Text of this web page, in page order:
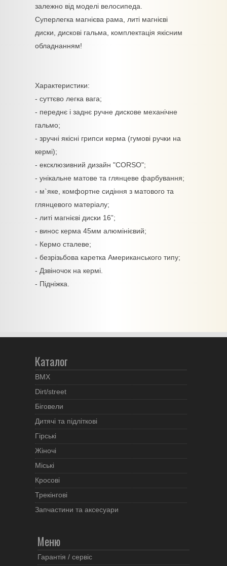
залежно від моделі велосипеда.
Суперлегка магнієва рама, литі магнієві
диски, дискові гальма, комплектація якісним
обладнанням!
Характеристики:
- суттєво легка вага;
- переднє і заднє ручне дискове механічне
гальмо;
- зручні якісні грипси керма (гумові ручки на
кермі);
- ексклюзивний дизайн "CORSO";
- унікальне матове та глянцеве фарбування;
- м`яке, комфортне сидіння з матового та
глянцевого матеріалу;
- литі магнієві диски 16”;
- винос керма 45мм алюмінієвий;
- Кермо сталеве;
- безрізьбова каретка Американського типу;
- Дзвіночок на кермі.
- Підніжка.
Каталог
BMX
Dirt/street
Біговели
Дитячі та підліткові
Гірські
Жіночі
Міські
Кросові
Трекінгові
Запчастини та аксесуари
Меню
Гарантія / сервіс